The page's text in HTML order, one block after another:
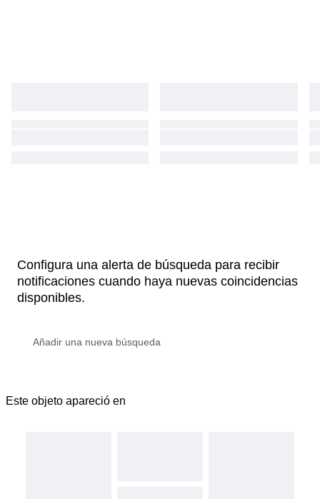
Configura una alerta de búsqueda para recibir
notificaciones cuando haya nuevas coincidencias
disponibles.
Este objeto apareció en